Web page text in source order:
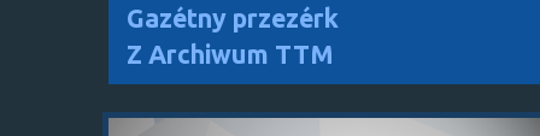
Gazétny przezérk
Z Archiwum TTM